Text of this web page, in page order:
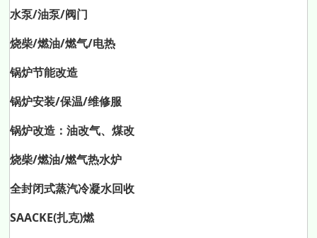
水泵/油泵/阀门
烧柴/燃油/燃气/电热
锅炉节能改造
锅炉安装/保温/维修服
锅炉改造：油改气、煤改
烧柴/燃油/燃气热水炉
全封闭式蒸汽冷凝水回收
SAACKE(扎克)燃